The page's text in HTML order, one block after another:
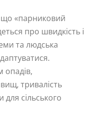
«парниковий
про швидкість і
та людська
опадів,
тривалість
для сільського